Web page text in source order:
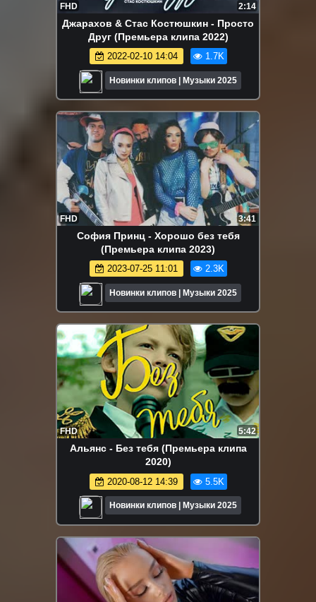
FHD 2:14
Джарахов & Стас Костюшкин - Просто
Друг (Премьера клипа 2022)
2022-02-10 14:04 1.7K
Новинки клипов | Музыки 2025
FHD 3:41
София Принц - Хорошо без тебя
(Премьера клипа 2023)
2023-07-25 11:01 2.3K
Новинки клипов | Музыки 2025
FHD 5:42
Альянс - Без тебя (Премьера клипа
2020)
2020-08-12 14:39 5.5K
Новинки клипов | Музыки 2025